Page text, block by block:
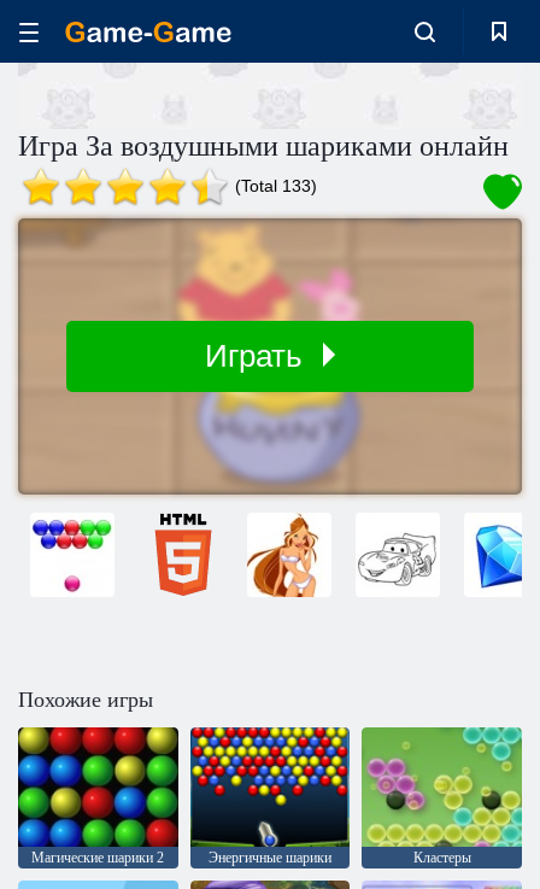
Игра За воздушными шариками онлайн
(Total 133)
Играть
Похожие игры
Магические шарики 2 Энергичные шарики Кластеры